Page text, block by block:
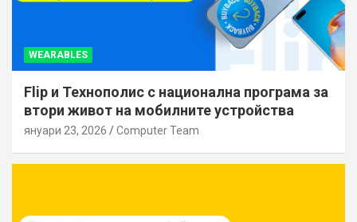
WEARABLES
Flip и Технополис с национална програма за
втори живот на мобилните устройства
януари 23, 2026 Computer Team